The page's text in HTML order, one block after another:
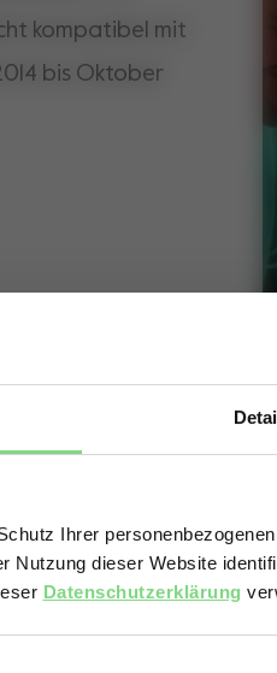
Ihrer
Nutzung dieser Website
Datenschutzerklärung
kompatibel mit
bis Oktober
Yes, go there